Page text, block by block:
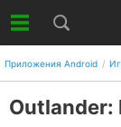
Приложения Android
Outlander: